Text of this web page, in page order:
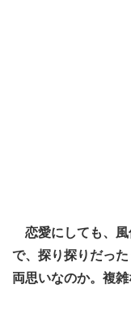
恋愛にしても、
で、探り探りだった
両思いなのか。複